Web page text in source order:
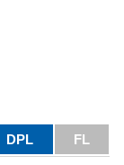
DPL FL